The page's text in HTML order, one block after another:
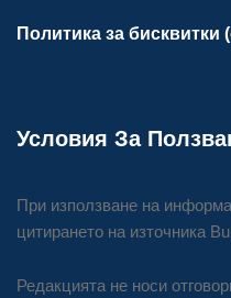
Политика за бисквитки
Условия За
При използване на
цитирането на източника
Редакцията не носи